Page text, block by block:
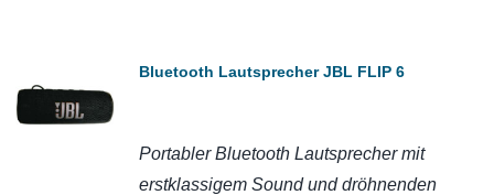
Bluetooth Lautsprecher JBL FLIP 6
Portabler Bluetooth Lautsprecher mit
erstklassigem Sound und dröhnenden